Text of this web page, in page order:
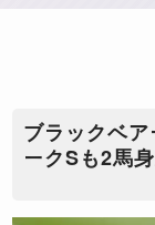
ブラックベ
ークSも2馬